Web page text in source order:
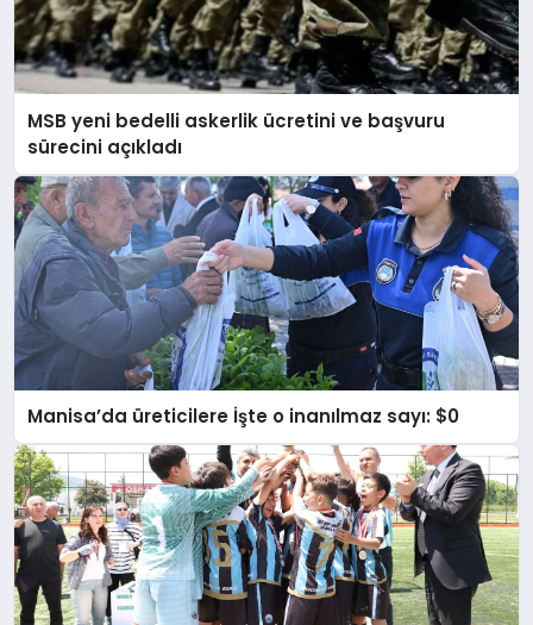
MSB yeni bedelli askerlik ücretini ve başvuru
sürecini açıkladı
Manisa’da üreticilere İşte o inanılmaz sayı: $0